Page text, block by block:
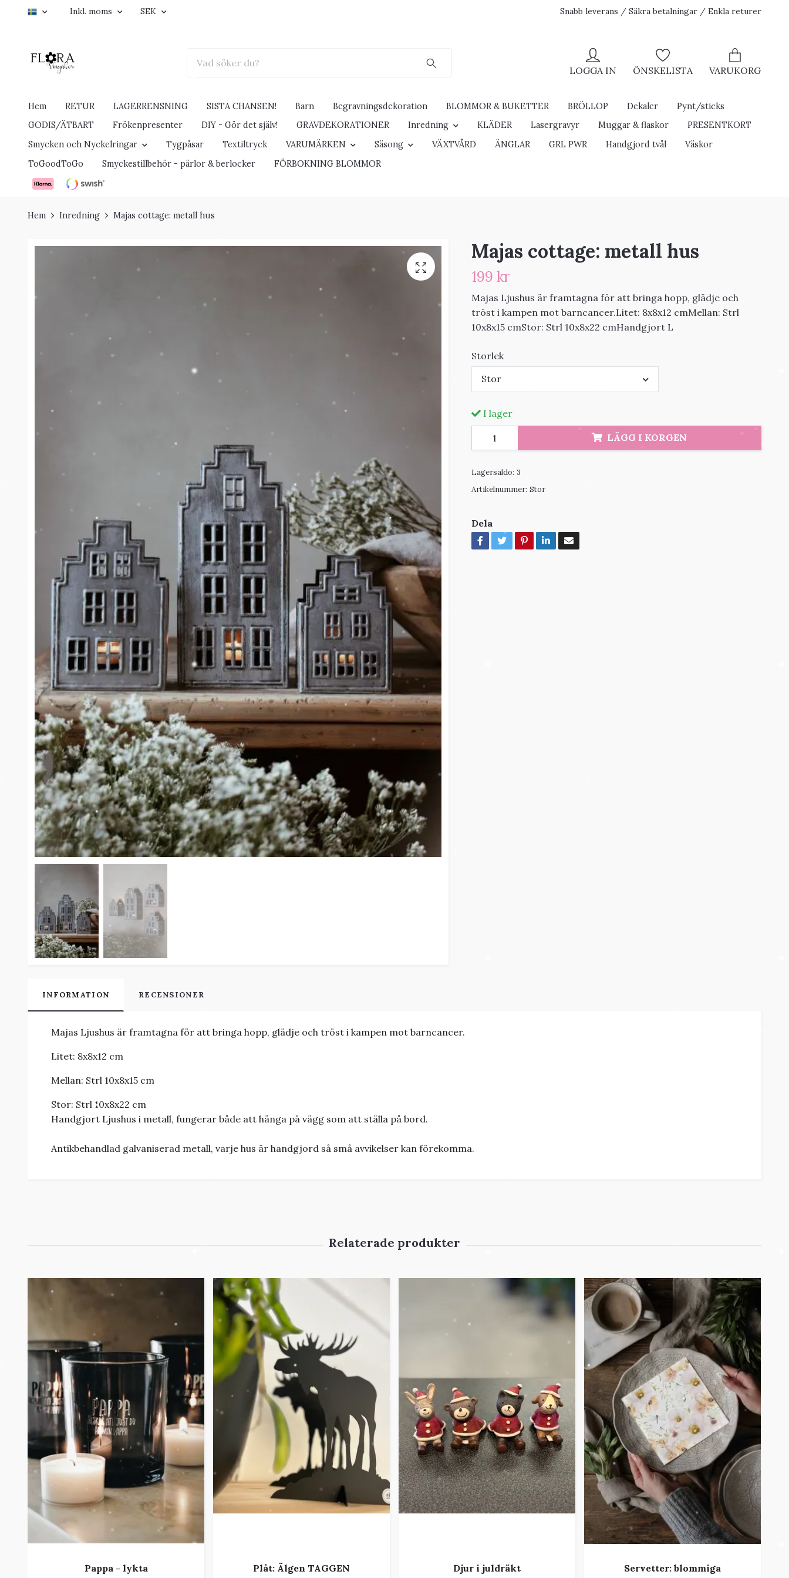
Inkl. moms SEK Snabb leverans / Säkra betalningar / Enkla returer
LOGGA IN ÖNSKELISTA VARUKORG
Hem RETUR LAGERRENSNING SISTA CHANSEN! Barn Begravningsdekoration BLOMMOR & BUKETTER BRÖLLOP Dekaler
Pynt/sticks
GODIS/ÄTBART
Frökenpresenter DIY - Gör det själv! GRAVDEKORATIONER Inredning KLÄDER Lasergravyr Muggar & flaskor
PRESENTKORT
Smycken och Nyckelringar
Tygpåsar Textiltryck VARUMÄRKEN Säsong VÄXTVÅRD ÄNGLAR GRL PWR Handgjord tvål
Väskor
ToGoodToGo
Smyckestillbehör - pärlor & berlocker FÖRBOKNING BLOMMOR
Hem Inredning Majas cottage: metall hus
Majas cottage: metall hus
199 kr
Majas Ljushus är framtagna för att bringa hopp, glädje och
tröst i kampen mot barncancer.Litet: 8x8x12 cmMellan: Strl
10x8x15 cmStor: Strl 10x8x22 cmHandgjort L
Storlek
Stor
I lager
LÄGG I KORGEN
Lagersaldo: 3
Artikelnummer: Stor
Dela
INFORMATION RECENSIONER
Majas Ljushus är framtagna för att bringa hopp, glädje och tröst i kampen mot barncancer.
Litet: 8x8x12 cm
Mellan: Strl 10x8x15 cm
Stor: Strl 10x8x22 cm
Handgjort Ljushus i metall, fungerar både att hänga på vägg som att ställa på bord.
Antikbehandlad galvaniserad metall, varje hus är handgjord så små avvikelser kan förekomma.
Pappa - lykta
Plåt: Älgen TAGGEN
Djur i juldräkt
Servetter: blommiga